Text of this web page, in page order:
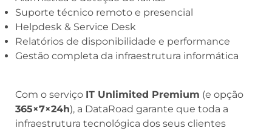
Suporte técnico remoto e presencial
Helpdesk & Service Desk
Relatórios de disponibilidade e performance
Gestão completa da infraestrutura informática
Com o serviço IT Unlimited Premium (e opção
365×7×24h), a DataRoad garante que toda a
infraestrutura tecnológica dos seus clientes